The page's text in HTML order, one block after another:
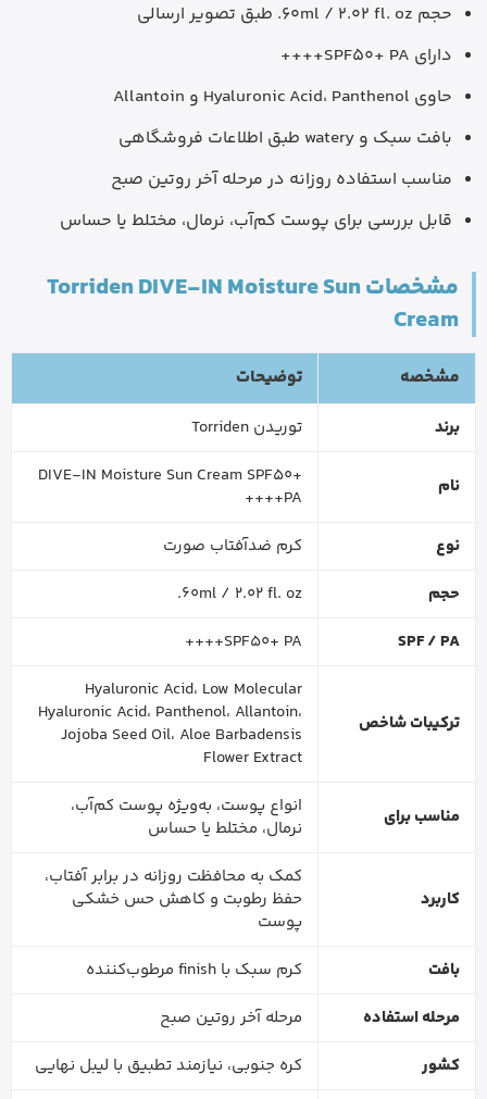
حجم 60ml / 2.02 fl. oz. طبق تصویر ارسالی
دارای SPF50+ PA++++
حاوی Hyaluronic Acid، Panthenol و Allantoin
بافت سبک و watery طبق اطلاعات فروشگاهی
مناسب استفاده روزانه در مرحله آخر روتین صبح
قابل بررسی برای پوست کم‌آب، نرمال، مختلط یا حساس
مشخصات Torriden DIVE-IN Moisture Sun
Cream
مشخصه توضیحات
برند توریدن Torriden
نام
DIVE-IN Moisture Sun Cream SPF50+
PA++++
نوع
کرم ضدآفتاب صورت
حجم
60ml / 2.02 fl. oz.
SPF / PA
SPF50+ PA++++
ترکیبات شاخص
Hyaluronic Acid، Low Molecular
Hyaluronic Acid، Panthenol، Allantoin،
Jojoba Seed Oil، Aloe Barbadensis
Flower Extract
مناسب برای
انواع پوست، به‌ویژه پوست کم‌آب،
نرمال، مختلط یا حساس
کاربرد
کمک به محافظت روزانه در برابر آفتاب،
حفظ رطوبت و کاهش حس خشکی
پوست
بافت
کرم سبک با finish مرطوب‌کننده
مرحله استفاده
مرحله آخر روتین صبح
کشور
کره جنوبی، نیازمند تطبیق با لیبل نهایی